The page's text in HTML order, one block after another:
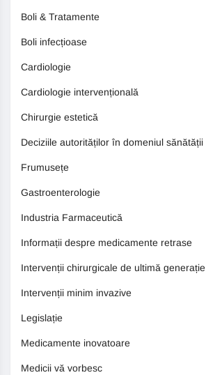
Boli & Tratamente
Boli infecțioase
Cardiologie
Cardiologie intervențională
Chirurgie estetică
Deciziile autorităților în domeniul sănătății
Frumusețe
Gastroenterologie
Industria Farmaceutică
Informații despre medicamente retrase
Intervenții chirurgicale de ultimă generație
Intervenții minim invazive
Legislație
Medicamente inovatoare
Medicii vă vorbesc